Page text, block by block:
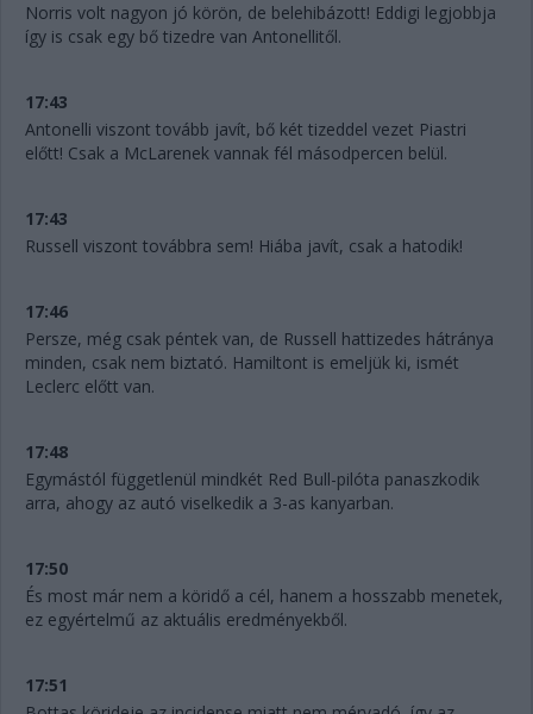
Norris volt nagyon jó körön, de belehibázott! Eddigi legjobbja
így is csak egy bő tizedre van Antonellitől.
17:43
Antonelli viszont tovább javít, bő két tizeddel vezet Piastri
előtt! Csak a McLarenek vannak fél másodpercen belül.
17:43
Russell viszont továbbra sem! Hiába javít, csak a hatodik!
17:46
Persze, még csak péntek van, de Russell hattizedes hátránya
minden, csak nem biztató. Hamiltont is emeljük ki, ismét
Leclerc előtt van.
17:48
Egymástól függetlenül mindkét Red Bull-pilóta panaszkodik
arra, ahogy az autó viselkedik a 3-as kanyarban.
17:50
És most már nem a köridő a cél, hanem a hosszabb menetek,
ez egyértelmű az aktuális eredményekből.
17:51